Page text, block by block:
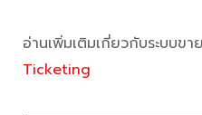
อ่านเพิ่มเติมเกี่ยวกับระบบขา
Ticketing